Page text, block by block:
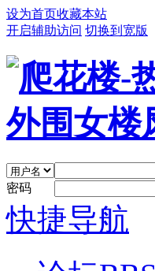
设为首页收藏本站
开启辅助访问 切换到宽版
密码
快捷导航